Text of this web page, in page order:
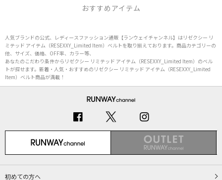
おすすめアイテム
人気ブランドの公式、レディースファッション通販【ランウェイチャンネル】はリゼクシー リ
ミテッド アイテム（RESEXXY_Limited Item）ベルトを取り揃えております。商品カテゴリーの
他、サイズ、価格、OFF率、カラー等、
あなたのこだわり条件からリゼクシー リミテッド アイテム（RESEXXY_Limited Item）のベル
トが探せます。新着・人気・おすすめのリゼクシー リミテッド アイテム（RESEXXY_Limited
Item）ベルト商品が満載！
初めての方へ